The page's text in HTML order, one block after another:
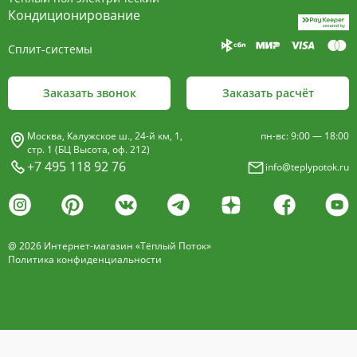
пластины, покрыт износостойким порошковым
покрытием чёрного цвета.
- изготавливается двух типов: рулонная и
анодированный алюминий четырёх цветов -
золото, бронза, чёрный, серебро (без доплат)
дерево – дуб натуральный
нержавеющая сталь
Кондиционирование
Сплит-системы
Заказать звонок Заказать расчёт
Москва, Калужское ш., 24-й км, 1,
стр. 1 (БЦ Высота, оф. 212)
+7 495 118 92 76
пн-вс: 9:00 — 18:00
info@teplypotok.ru
@ 2026 Интернет-магазин «Тёплый Поток»
Политика конфиденциальности